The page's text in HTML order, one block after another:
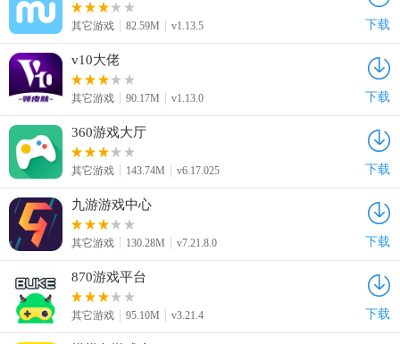
其它游戏 82.59M v1.13.5 下载
v10大佬
其它游戏 90.17M v1.13.0 下载
360游戏大厅
其它游戏 143.74M v6.17.025 下载
九游游戏中心
其它游戏 130.28M v7.21.8.0 下载
870游戏平台
其它游戏 95.10M v3.21.4 下载